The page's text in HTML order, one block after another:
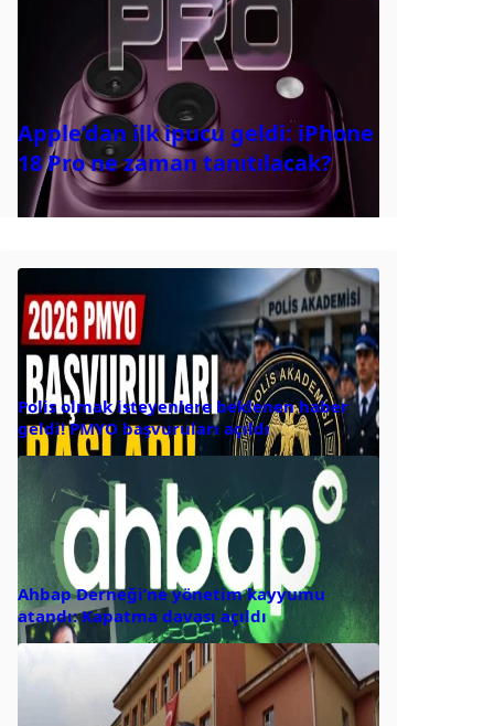
Apple’dan ilk ipucu geldi: iPhone
18 Pro ne zaman tanıtılacak?
Polis olmak isteyenlere beklenen haber
geldi! PMYO başvuruları açıldı
Ahbap Derneği’ne yönetim kayyumu
atandı: Kapatma davası açıldı